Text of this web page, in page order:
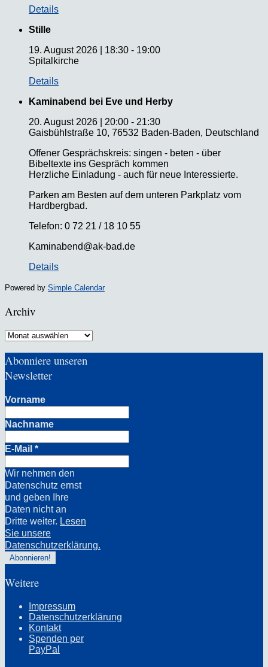
Details
Stille
19. August 2026
18:30 - 19:00
Spitalkirche
Details
Kaminabend bei Eve und Herby
20. August 2026
20:00 - 21:30
Gaisbühlstraße 10, 76532 Baden-Baden, Deutschland
Offener Gesprächskreis: singen - beten - über
Bibeltexte ins Gespräch kommen
Herzliche Einladung - auch für neue Interessierte.
Parken am Besten auf dem unteren Parkplatz vom
Hardbergbad.
Telefon: 0 72 21 / 18 10 55
Kaminabend@ak-bad.de
Details
Powered by Simple Calendar
Archiv
Archiv
Abonniere unseren
Newsletter
Vorname
Nachname
E-Mail *
Wir nehmen den
Datenschutz ernst
und geben Ihre
Daten nicht an
Dritte weiter. Lesen
Sie unsere
Datenschutzerklärung.
Weitere
Impressum
Datenschutzerklärung
Kontakt
Spenden per
PayPal